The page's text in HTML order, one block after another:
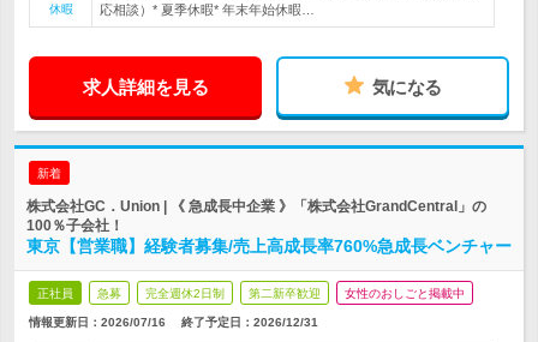
休暇
応相談）* 夏季休暇* 年末年始休暇…
求人詳細を見る 気になる
新着
株式会社GC．Union | 《 急成長中企業 》「株式会社GrandCentral」の
100％子会社！
東京【営業職】経験者募集/売上高成長率760%急成長ベンチャー
正社員 急募 完全週休2日制 第二新卒歓迎 女性のおしごと掲載中
情報更新日：2026/07/16 終了予定日： 2026/12/31